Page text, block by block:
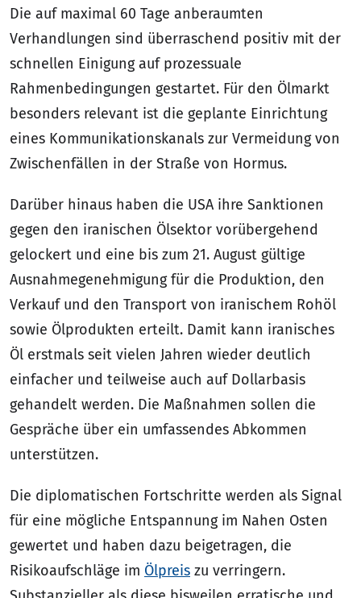
Die auf maximal 60 Tage anberaumten
Verhandlungen sind überraschend positiv mit der
schnellen Einigung auf prozessuale
Rahmenbedingungen gestartet. Für den Ölmarkt
besonders relevant ist die geplante Einrichtung
eines Kommunikationskanals zur Vermeidung von
Zwischenfällen in der Straße von Hormus.
Darüber hinaus haben die USA ihre Sanktionen
gegen den iranischen Ölsektor vorübergehend
gelockert und eine bis zum 21. August gültige
Ausnahmegenehmigung für die Produktion, den
Verkauf und den Transport von iranischem Rohöl
sowie Ölprodukten erteilt. Damit kann iranisches
Öl erstmals seit vielen Jahren wieder deutlich
einfacher und teilweise auch auf Dollarbasis
gehandelt werden. Die Maßnahmen sollen die
Gespräche über ein umfassendes Abkommen
unterstützen.
Die diplomatischen Fortschritte werden als Signal
für eine mögliche Entspannung im Nahen Osten
gewertet und haben dazu beigetragen, die
Risikoaufschläge im Ölpreis zu verringern.